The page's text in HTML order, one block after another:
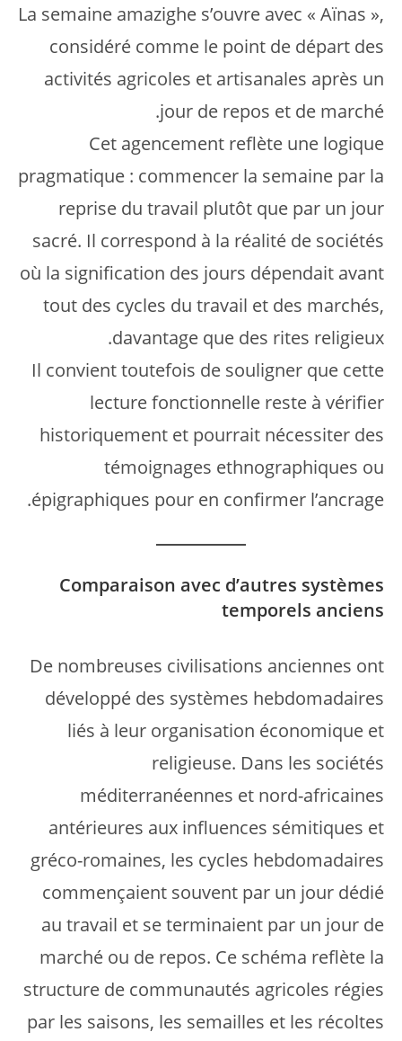
La semaine amazighe s’ouvre avec « Aïnas »,
considéré comme le point de départ des
activités agricoles et artisanales après un
jour de repos et de marché.
Cet agencement reflète une logique
pragmatique : commencer la semaine par la
reprise du travail plutôt que par un jour
sacré. Il correspond à la réalité de sociétés
où la signification des jours dépendait avant
tout des cycles du travail et des marchés,
davantage que des rites religieux.
Il convient toutefois de souligner que cette
lecture fonctionnelle reste à vérifier
historiquement et pourrait nécessiter des
témoignages ethnographiques ou
épigraphiques pour en confirmer l’ancrage.
Comparaison avec d’autres systèmes
temporels anciens
De nombreuses civilisations anciennes ont
développé des systèmes hebdomadaires
liés à leur organisation économique et
religieuse. Dans les sociétés
méditerranéennes et nord-africaines
antérieures aux influences sémitiques et
gréco-romaines, les cycles hebdomadaires
commençaient souvent par un jour dédié
au travail et se terminaient par un jour de
marché ou de repos. Ce schéma reflète la
structure de communautés agricoles régies
par les saisons, les semailles et les récoltes